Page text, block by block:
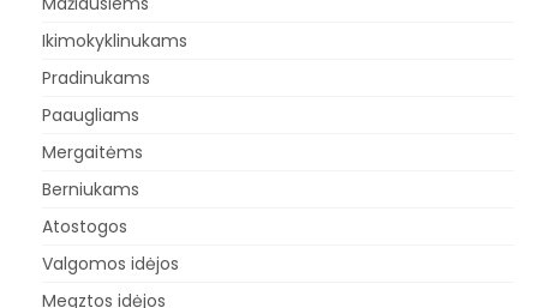
Ikimokyklinukams
Pradinukams
Paaugliams
Mergaitėms
Berniukams
Atostogos
Valgomos idėjos
Megztos idėjos